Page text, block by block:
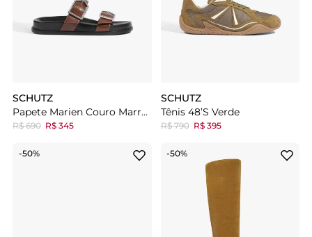
SCHUTZ
Papete Marien Couro Marrom
R$ 690 R$ 345
SCHUTZ
Tênis 48’s Verde
R$ 790 R$ 395
-50% -50%